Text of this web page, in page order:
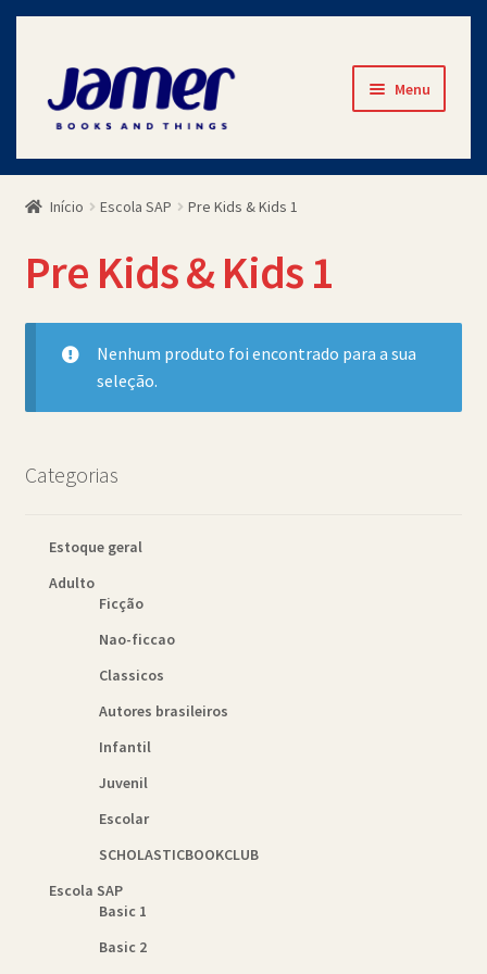
Pular
para
navegação
Pular
para
conteúdo
Menu
Início
Avaliações
Cart
Contato
Quem Somos
SCHOLASTICBOOKCLUB
Início Escola SAP Pre Kids & Kids 1
Pre Kids & Kids 1
Nenhum produto foi encontrado para a sua
seleção.
Categorias
Estoque geral
Adulto
Ficção
Nao-ficcao
Classicos
Autores brasileiros
Infantil
Juvenil
Escolar
SCHOLASTICBOOKCLUB
Escola SAP
Basic 1
Basic 2